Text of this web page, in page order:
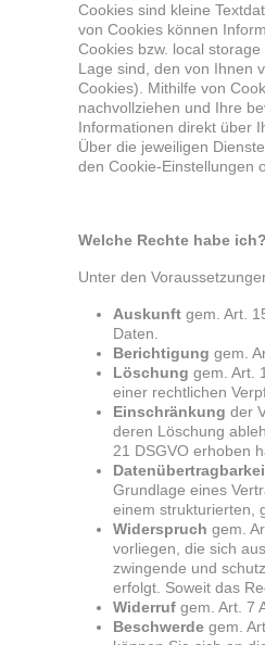
Cookies sind kleine
von Cookies können
Cookies bzw. local
Lage sind, den von Ihnen
Cookies). Mithilfe von
nachvollziehen und Ihre
Informationen direkt über
Über die jeweiligen
den Cookie-Einstellungen
Welche Rechte habe ich?
Unter den
Auskunft gem. Art.
Daten.
Berichtigung gem.
Löschung gem. Art.
einer rechtlichen
Einschränkung der
deren Löschung
21 DSGVO erhoben
Grundlage eines
einem strukturierten,
Widerspruch gem.
vorliegen, die sich
zwingende und
erfolgt. Soweit das
Widerruf gem. Art. 7
Beschwerde gem.